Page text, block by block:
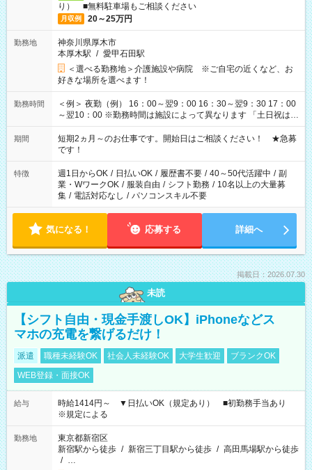
り） ■無料駐車場もご相談ください
月収例 20～25万円
勤務地
神奈川県厚木市
本厚木駅 / 愛甲石田駅
＜選べる勤務地＞介護施設や病院 ※ご自宅の近くなど、お
好きな場所を選べます！
勤務時間
＜例＞ 夜勤（例） 16：00～翌9：00 16：30～翌9：30 17：00
～翌10：00 ※勤務時間は施設によって異なります 「土日祝は休
みたい」 「しっかり稼ぎたい」 「もう少し遅い時間から始めた
い」など ご希望にあったお仕事をご案内いたします。 ※未経験
の方の場合は1～2ヶ月間は日中での仕事を経験いただき、 お
仕事に慣れてからの夜勤になります。 ★家庭の都合でお休みが
必要な場合も遠慮なくご相談ください。
期間
短期2ヵ月～のお仕事です。開始日はご相談ください！ ★急募
です！
特徴 週1日からOK / 日払いOK / 履歴書不要 / 40～50代活躍中 / 副
業・WワークOK / 服装自由 / シフト勤務 / 10名以上の大量募
集 / 電話対応なし / パソコンスキル不要
気になる！ 応募する 詳細へ
掲載日：2026.07.30
未読
【シフト自由・現金手渡しOK】iPhoneなどス
マホの充電を繋げるだけ！
派遣 職種未経験OK 社会人未経験OK 大学生歓迎
ブランクOK
WEB登録・面接OK
給与
時給1414円～ ▼日払いOK（規定あり） ■初勤務手当あり
※規定による
勤務地
東京都新宿区
新宿駅から徒歩 / 新宿三丁目駅から徒歩 / 高田馬場駅から徒歩
/ …